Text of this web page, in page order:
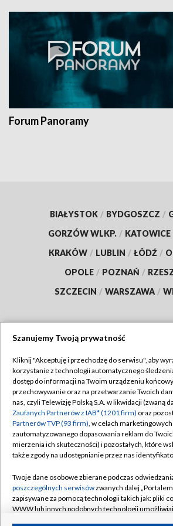
Forum Panoramy
BIAŁYSTOK / BYDGOSZCZ /
GORZÓW WLKP. / KATOWICE
KRAKÓW / LUBLIN / ŁÓDŹ /
OPOLE / POZNAŃ /
SZCZECIN / WARSZAWA /
TVP
Abonament TVP
Emisja w TVP
Centrum informacji TVP
Naziemna Telewizja Cyfrowa
Rada Programowa
System NOS
Informacje o nadawcy
Regulamin TVP
Polityka
Moje zgody
Pomoc
Kontakt
Szanujemy Twoją prywatność
Kliknij "Akceptuję i przechodzę do serwisu", aby
korzystanie z technologii automatycznego
dostęp do informacji na Twoim urządzeniu
przechowywanie oraz na przetwarzanie Twoich
nas, czyli Telewizję Polską S.A. w likwidacji (zwaną
Zaufanych Partnerów z IAB* (1201 firm) oraz
Partnerów TVP (93 firm), w celach
zautomatyzowanego dopasowania reklam do
mierzenia ich skuteczności) i pozostałych, które
także zgody na udostępnianie przez nas
Twoje dane osobowe zbierane podczas
poszczególnych serwisówzwanych dalej
zapisywane za pomocą technologii takich jak: pliki
WWW lub innych podobnych technologii